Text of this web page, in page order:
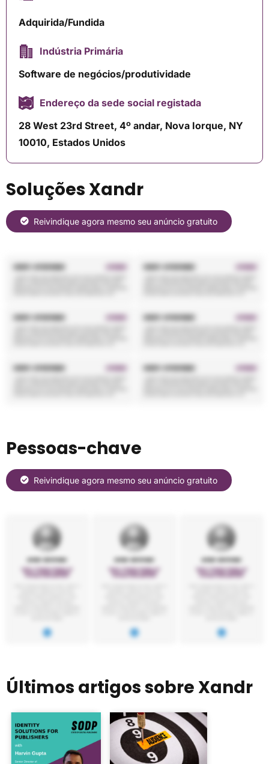
Adquirida/Fundida
Indústria Primária
Software de negócios/produtividade
Endereço da sede social registada
28 West 23rd Street, 4º andar, Nova Iorque, NY
10010, Estados Unidos
Soluções Xandr
Reivindique agora mesmo seu anúncio gratuito
Pessoas-chave
Reivindique agora mesmo seu anúncio gratuito
Últimos artigos sobre Xandr